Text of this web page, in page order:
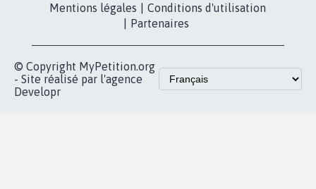
Mentions légales
Conditions d'utilisation
Partenaires
© Copyright MyPetition.org
- Site réalisé par l'agence
Developr